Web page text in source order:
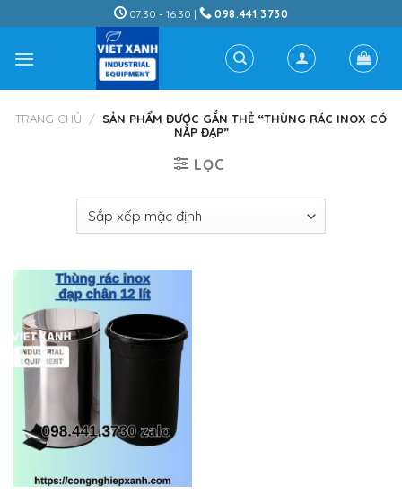
to
content
07:30 - 16:30 | 098.441.3730
TRANG CHỦ / SẢN PHẨM ĐƯỢC GẮN THẺ “THÙNG RÁC INOX CÓ
NẮP ĐẠP”
LỌC